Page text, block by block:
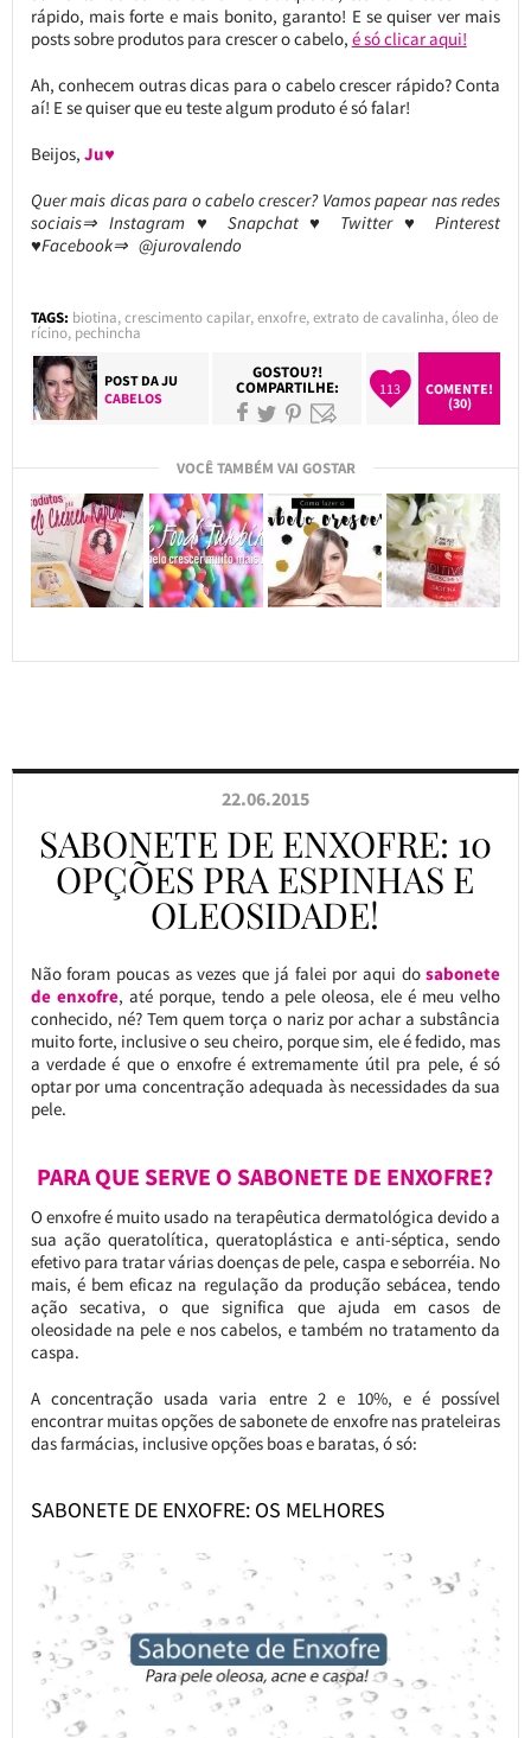
rápido, mais forte e mais bonito, garanto! E se quiser ver mais
posts sobre produtos para crescer o cabelo, é só clicar aqui!
Ah, conhecem outras dicas para o cabelo crescer rápido? Conta
aí! E se quiser que eu teste algum produto é só falar!
Beijos, Ju♥
Quer mais dicas para o cabelo crescer? Vamos papear nas redes
sociais⇒ Instagram ♥ Snapchat ♥ Twitter ♥ Pinterest
♥Facebook⇒ @jurovalendo
TAGS: biotina,crescimento capilar,enxofre,extrato de cavalinha,óleo de
rícino, pechincha
POST DAJU
CABELOS
GOSTOU?!
COMPARTILHE: 113
COMENTE!
(30)
VOCÊ TAMBÉM VAI GOSTAR
22.06.2015
SABONETE DE ENXOFRE: 10
OPÇÕES PRA ESPINHAS E
OLEOSIDADE!
Não foram poucas as vezes que já falei por aqui dosabonete
de enxofre, até porque, tendo a pele oleosa, ele é meu velho
conhecido, né? Tem quem torça o nariz por achar a substância
muito forte, inclusive o seu cheiro, porque sim, ele é fedido, mas
a verdade é que o enxofre é extremamente útil pra pele, é só
optar por uma concentração adequada às necessidades da sua
pele.
PARA QUE SERVE O SABONETE DE ENXOFRE?
O enxofre é muito usado na terapêutica dermatológica devido a
sua ação queratolítica, queratoplástica e anti-séptica, sendo
efetivo para tratar várias doenças de pele, caspa e seborréia. No
mais, é bem eficaz na regulação da produção sebácea, tendo
ação secativa, o que significa que ajuda em casos de
oleosidade na pele e nos cabelos, e também no tratamento da
caspa.
A concentração usada varia entre 2 e 10%, e é possível
encontrar muitas opções de sabonete de enxofre nas prateleiras
das farmácias, inclusive opções boas e baratas, ó só:
SABONETE DE ENXOFRE: OS MELHORES